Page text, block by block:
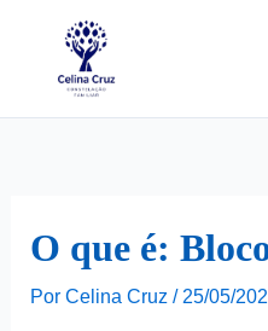
O que é:
Por Celina Cruz / 25/05/